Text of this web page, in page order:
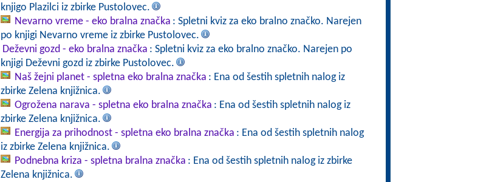
knjigo Plazilci iz zbirke Pustolovec.
Nevarno vreme - eko bralna značka : Spletni kviz za eko bralno značko. Narejen
po knjigi Nevarno vreme iz zbirke Pustolovec.
Deževni gozd - eko bralna značka : Spletni kviz za eko bralno značko. Narejen po
knjigi Deževni gozd iz zbirke Pustolovec.
Naš žejni planet - spletna eko bralna značka : Ena od šestih spletnih nalog iz
zbirke Zelena knjižnica.
Ogrožena narava - spletna eko bralna značka : Ena od šestih spletnih nalog iz
zbirke Zelena knjižnica.
Energija za prihodnost - spletna eko bralna značka : Ena od šestih spletnih nalog
iz zbirke Zelena knjižnica.
Podnebna kriza - spletna bralna značka : Ena od šestih spletnih nalog iz zbirke
Zelena knjižnica.